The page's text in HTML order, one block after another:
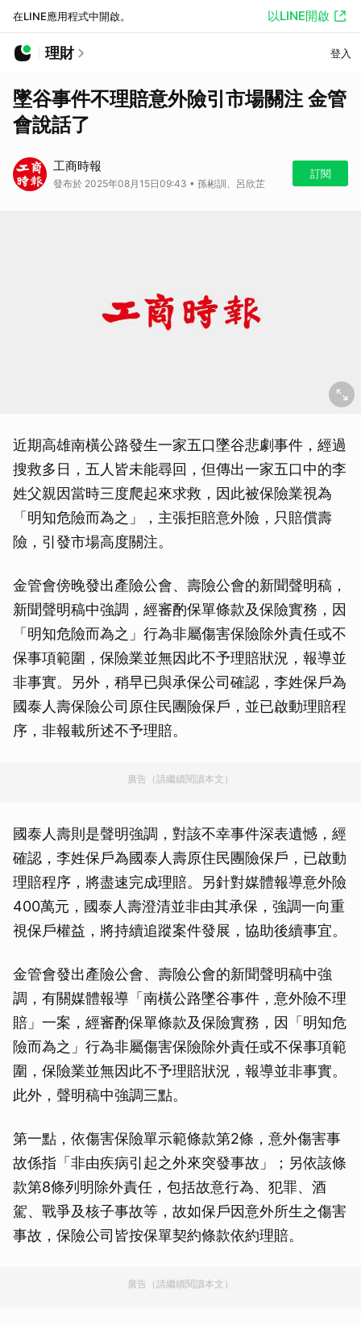
在LINE應用程式中開啟。 以LINE開啟
理財 登入
墜谷事件不理賠意外險引市場關注 金管
會說話了
工商時報
發布於 2025年08月15日09:43 • 孫彬訓、呂欣芷
訂閱
近期高雄南橫公路發生一家五口墜谷悲劇事件，經過
搜救多日，五人皆未能尋回，但傳出一家五口中的李
姓父親因當時三度爬起來求救，因此被保險業視為
「明知危險而為之」，主張拒賠意外險，只賠償壽
險，引發市場高度關注。
金管會傍晚發出產險公會、壽險公會的新聞聲明稿，
新聞聲明稿中強調，經審酌保單條款及保險實務，因
「明知危險而為之」行為非屬傷害保險除外責任或不
保事項範圍，保險業並無因此不予理賠狀況，報導並
非事實。另外，稍早已與承保公司確認，李姓保戶為
國泰人壽保險公司原住民團險保戶，並已啟動理賠程
序，非報載所述不予理賠。
廣告（請繼續閱讀本文）
國泰人壽則是聲明強調，對該不幸事件深表遺憾，經
確認，李姓保戶為國泰人壽原住民團險保戶，已啟動
理賠程序，將盡速完成理賠。另針對媒體報導意外險
400萬元，國泰人壽澄清並非由其承保，強調一向重
視保戶權益，將持續追蹤案件發展，協助後續事宜。
金管會發出產險公會、壽險公會的新聞聲明稿中強
調，有關媒體報導「南橫公路墜谷事件，意外險不理
賠」一案，經審酌保單條款及保險實務，因「明知危
險而為之」行為非屬傷害保險除外責任或不保事項範
圍，保險業並無因此不予理賠狀況，報導並非事實。
此外，聲明稿中強調三點。
第一點，依傷害保險單示範條款第2條，意外傷害事
故係指「非由疾病引起之外來突發事故」；另依該條
款第8條列明除外責任，包括故意行為、犯罪、酒
駕、戰爭及核子事故等，故如保戶因意外所生之傷害
事故，保險公司皆按保單契約條款依約理賠。
廣告（請繼續閱讀本文）